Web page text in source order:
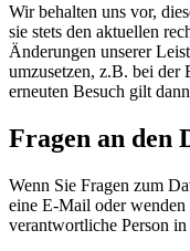
Wir behalten uns vor,
sie stets den aktuellen
Änderungen unserer
umzusetzen, z.B. bei der
erneuten Besuch gilt
Fragen an den
Wenn Sie Fragen zum
eine E-Mail oder
verantwortliche Person